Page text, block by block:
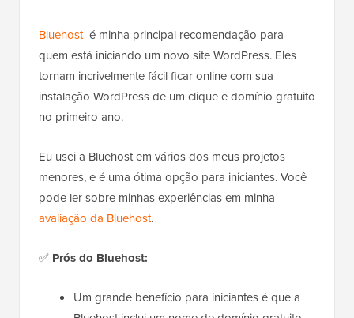
Bluehosté minha principal recomendação para
quem está iniciando um novo site WordPress. Eles
tornam incrivelmente fácil ficar online com sua
instalação WordPress de um clique e domínio gratuito
no primeiro ano.
Eu usei a Bluehost em vários dos meus projetos
menores, e é uma ótima opção para iniciantes. Você
pode ler sobre minhas experiências em minha
avaliação da Bluehost.
✅ Prós do Bluehost:
Um grande benefício para iniciantes é que a